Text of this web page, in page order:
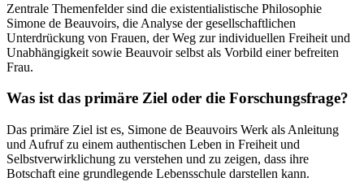
Zentrale Themenfelder sind die existentialistische Philosophie
Simone de Beauvoirs, die Analyse der gesellschaftlichen
Unterdrückung von Frauen, der Weg zur individuellen Freiheit und
Unabhängigkeit sowie Beauvoir selbst als Vorbild einer befreiten
Frau.
Was ist das primäre Ziel oder die Forschungsfrage?
Das primäre Ziel ist es, Simone de Beauvoirs Werk als Anleitung
und Aufruf zu einem authentischen Leben in Freiheit und
Selbstverwirklichung zu verstehen und zu zeigen, dass ihre
Botschaft eine grundlegende Lebensschule darstellen kann.